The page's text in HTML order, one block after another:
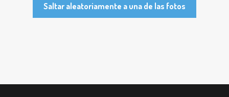
Saltar aleatoriamente a una de las fotos